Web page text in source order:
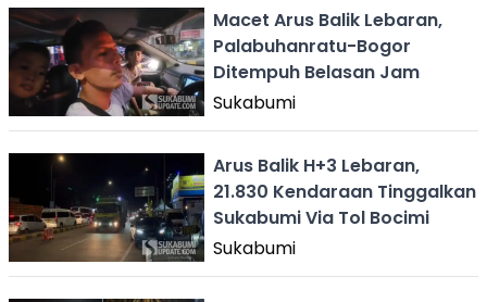
Macet Arus Balik Lebaran,
Palabuhanratu-Bogor
Ditempuh Belasan Jam
Sukabumi
Arus Balik H+3 Lebaran,
21.830 Kendaraan Tinggalkan
Sukabumi Via Tol Bocimi
Sukabumi